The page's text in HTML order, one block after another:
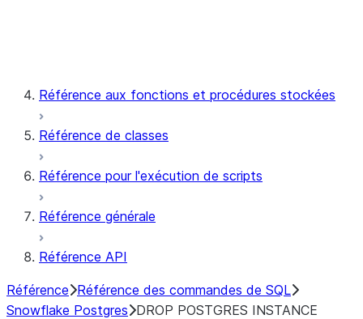
Référence aux fonctions et procédures stockées
Référence de classes
Référence pour l'exécution de scripts
Référence générale
Référence API
Référence Référence des commandes de SQL
Snowflake Postgres DROP POSTGRES INSTANCE